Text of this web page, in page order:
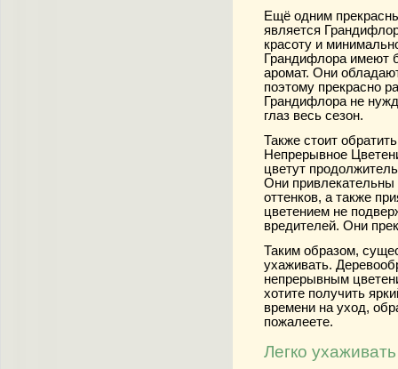
Ещё одним
является
красоту и
Грандифлора имеют
аромат. Они
поэтому прекрасно
Грандифлора не
глаз весь сезон.
Также стоит
Непрерывное
цветут
Они
оттенков, а также
цветением не
вредителей. Они
Таким образом,
ухаживать.
непрерывным
хотите получить
времени на уход,
пожалеете.
Легко